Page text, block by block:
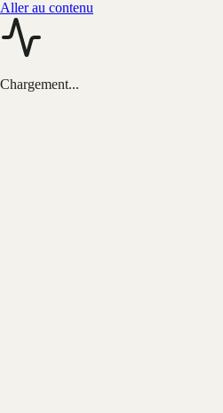
Aller au contenu
Chargement...